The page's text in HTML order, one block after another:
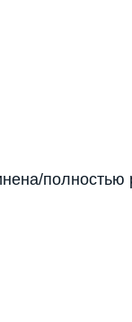
полностью